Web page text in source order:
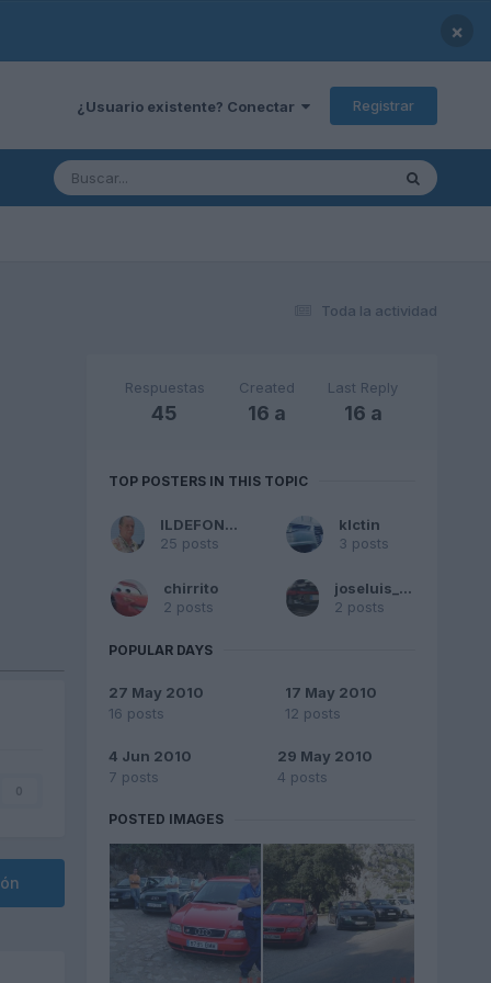
×
¿Usuario existente? Conectar Registrar
Toda la actividad
0
Respuestas
45
Created
16 a
Last Reply
16 a
TOP POSTERS IN THIS TOPIC
ILDEFONSO
25 posts
klctin
3 posts
chirrito
2 posts
joseluis__79
2 posts
POPULAR DAYS
27 May 2010
16 posts
17 May 2010
12 posts
4 Jun 2010
7 posts
29 May 2010
4 posts
POSTED IMAGES